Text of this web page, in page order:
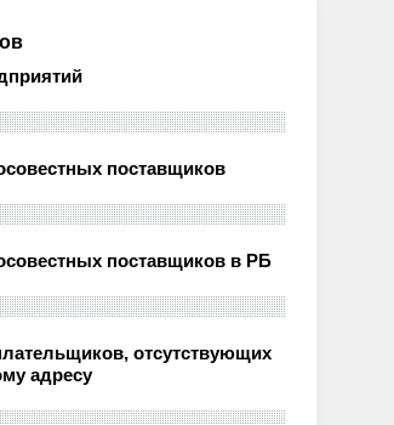
поставщиков
поставщиков в РБ
отсутствующих
адресу